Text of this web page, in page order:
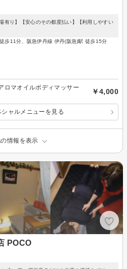
有り】【安心のその都度払い】【利用しやすい
歩11分、阪急伊丹線 伊丹(阪急)駅 徒歩15分
ロマオイルボディマッサー
￥4,000
ャルメニューを見る
情報を表示
POCO